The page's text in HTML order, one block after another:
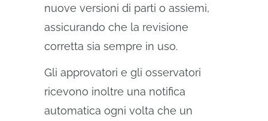
nuove versioni di parti o assiemi,
assicurando che la revisione
corretta sia sempre in uso.
Gli approvatori e gli osservatori
ricevono inoltre una notifica
automatica ogni volta che un